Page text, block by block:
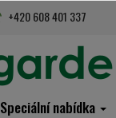
+420 608 401 337
Speciální nabídka